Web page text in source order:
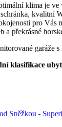
klima je
kvalitní
pro Vás
a překrásné
garáže
klasifikace